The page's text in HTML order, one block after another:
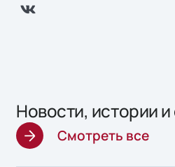
Новости, истории
Смотреть все